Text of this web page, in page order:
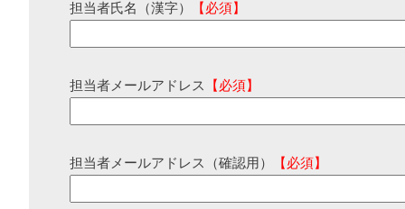
担当者氏名（漢字） 【必須】
担当者メールアドレス 【必須】
担当者メールアドレス（確認用） 【必須】